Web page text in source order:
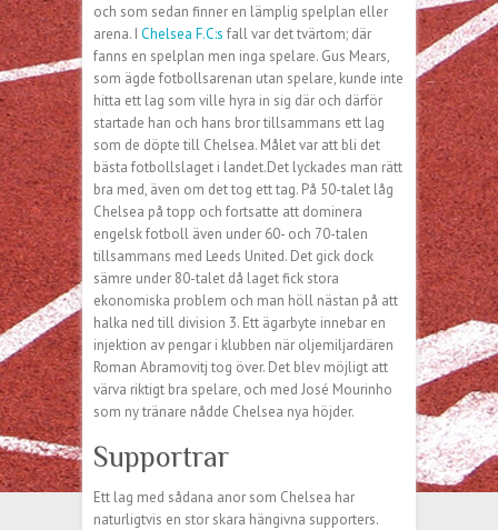
och som sedan finner en lämplig spelplan eller
arena. I Chelsea F.C:s fall var det tvärtom; där
fanns en spelplan men inga spelare. Gus Mears,
som ägde fotbollsarenan utan spelare, kunde inte
hitta ett lag som ville hyra in sig där och därför
startade han och hans bror tillsammans ett lag
som de döpte till Chelsea. Målet var att bli det
bästa fotbollslaget i landet.Det lyckades man rätt
bra med, även om det tog ett tag. På 50-talet låg
Chelsea på topp och fortsatte att dominera
engelsk fotboll även under 60- och 70-talen
tillsammans med Leeds United. Det gick dock
sämre under 80-talet då laget fick stora
ekonomiska problem och man höll nästan på att
halka ned till division 3. Ett ägarbyte innebar en
injektion av pengar i klubben när oljemiljardären
Roman Abramovitj tog över. Det blev möjligt att
värva riktigt bra spelare, och med José Mourinho
som ny tränare nådde Chelsea nya höjder.
Supportrar
Ett lag med sådana anor som Chelsea har
naturligtvis en stor skara hängivna supporters.